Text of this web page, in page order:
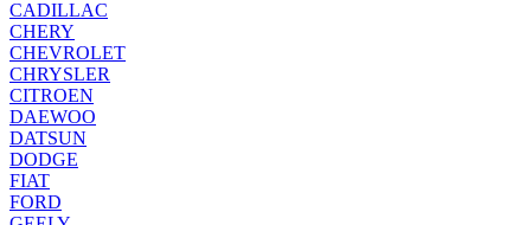
CADILLAC
CHERY
CHEVROLET
CHRYSLER
CITROEN
DAEWOO
DATSUN
DODGE
FIAT
FORD